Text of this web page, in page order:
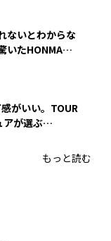
ないとわからな
いたHONMA
がいい。TOUR
アが選ぶ
もっと読む